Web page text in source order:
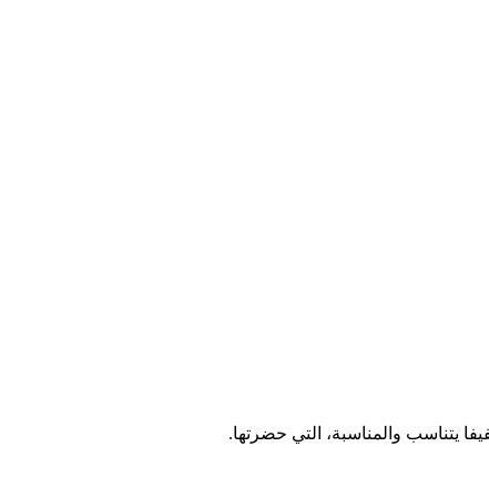
يتناسب والمناسبة، التي حضرتها.